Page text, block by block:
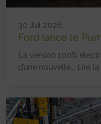
30 Juil 2026
Ford lance le
La version 100%
d’une nouvelle... Lire